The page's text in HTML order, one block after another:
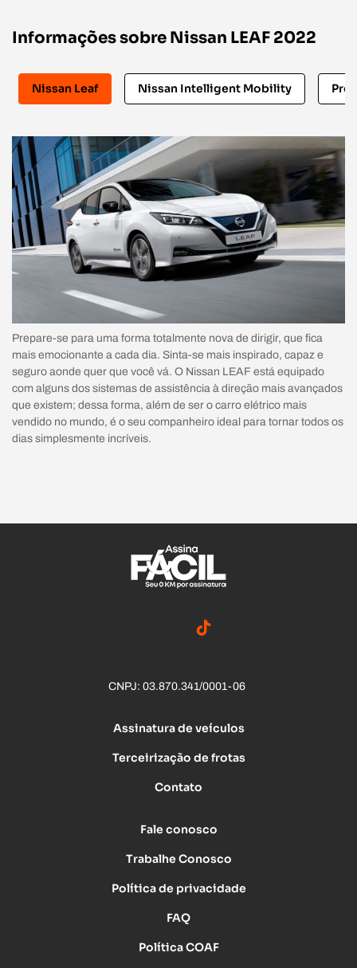
Informações sobre Nissan LEAF 2022
Nissan Leaf Nissan Intelligent Mobility
Prepare-se para uma forma totalmente nova de dirigir, que fica
mais emocionante a cada dia. Sinta-se mais inspirado, capaz e
seguro aonde quer que você vá. O Nissan LEAF está equipado
com alguns dos sistemas de assistência à direção mais avançados
que existem; dessa forma, além de ser o carro elétrico mais
vendido no mundo, é o seu companheiro ideal para tornar todos os
dias simplesmente incríveis.
CNPJ: 03.870.341/0001-06
Assinatura de veículos
Terceirização de frotas
Contato
Fale conosco
Trabalhe Conosco
Política de privacidade
FAQ
Política COAF